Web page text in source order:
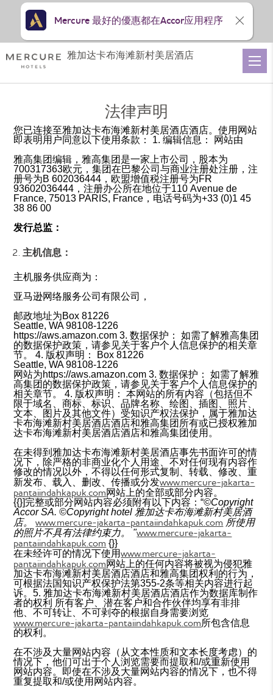
法律声明
您已连接至雅加达卡布海滩新村美居酒店酒店。使用网站
即表明用户同意以下使用条款： 1. 编辑信息： 网站由
雅高集团编辑，雅高集团是一家上市公司，股本为
700317363欧元，集团在巴黎公司与商业注册处注册，注
册号为B 602036444，欧盟增值税注册号为FR
93602036444，注册办公所在地位于110 Avenue de
France, 75013 PARIS, France，电话号码为+33 (0)1 45
38 86 00
发行总监：
主机信息：
主机服务供应商为：
亚马逊网络服务公司有限公司，
邮政地址为Box 81226
Seattle, WA 98108-1226
https://aws.amazon.com 3. 数据保护： 如需了解雅高集团
的数据保护政策，请参见关于客户个人信息保护的相关章
节。 4. 版权声明： Box 81226
Seattle, WA 98108-1226
网站为https://aws.amazon.com 3. 数据保护： 如需了解雅
高集团的数据保护政策，请参见关于客户个人信息保护的
相关章节。 4. 版权声明： 本网站的所有内容（包括但不
限于域名、商标、标识、品牌名称、绘图、插图、照片、
文本、图片及其他文件）受知识产权法保护，属于雅加达
卡布海滩新村美居酒店酒店和雅高集团所有或已授权雅加
达卡布海滩新村美居酒店酒店和雅高集团使用。
在未得到雅加达卡布海滩新村美居酒店事先书面许可的情
况下，除严格的非商业化个人用途、不对任何现有内容作
修改的情况以外，不得以任何形式复制、转载、修改、重
新发布、载入、删改、传播或分发www.mercure-jakarta-
pantaiindahkapuk.com网站上的全部或部分内容。
{{}]完整或部分网站内容必须附有以下内容：“©Copyright
Accor SA.©Copyrighthotel 雅加达卡布海滩新村美居酒
店。
www.mercure-jakarta-pantaiindahkapuk.com 所使用
的照片不具有法律约束力。 "www.mercure-jakarta-
pantaiindahkapuk.com {}}
在未经许可的情况下使用www.mercure-jakarta-
pantaiindahkapuk.com网站上的任何内容将被视为侵犯雅
加达卡布海滩新村美居酒店酒店和雅高集团权利的行为，
可根据法国知识产权保护法第355-2条等相关内容进行起
诉。5. 雅加达卡布海滩新村美居酒店酒店作为数据库制作
者的权利 所有客户、潜在客户和合作伙伴均享有非排
他、不可转让、不可剥夺的根据自身需要浏览
www.mercure-jakarta-pantaiindahkapuk.com所包含信息
的权利。
在不涉及大量网站内容（从文本性质和文本长度考虑）的
情况下，他们可出于个人浏览需要而提取和/或重新使用
网站内容。即使在不涉及大量网站内容的情况下，也不得
重复提取和/或使用网站内容。
雅加达卡布海滩新村美居酒店
Mercure 最好的優惠都在Accor应用程序